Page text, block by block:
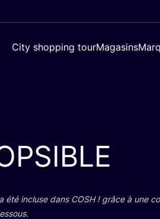
City shopping tourMagasins
été incluse dans COSH! grâce à une